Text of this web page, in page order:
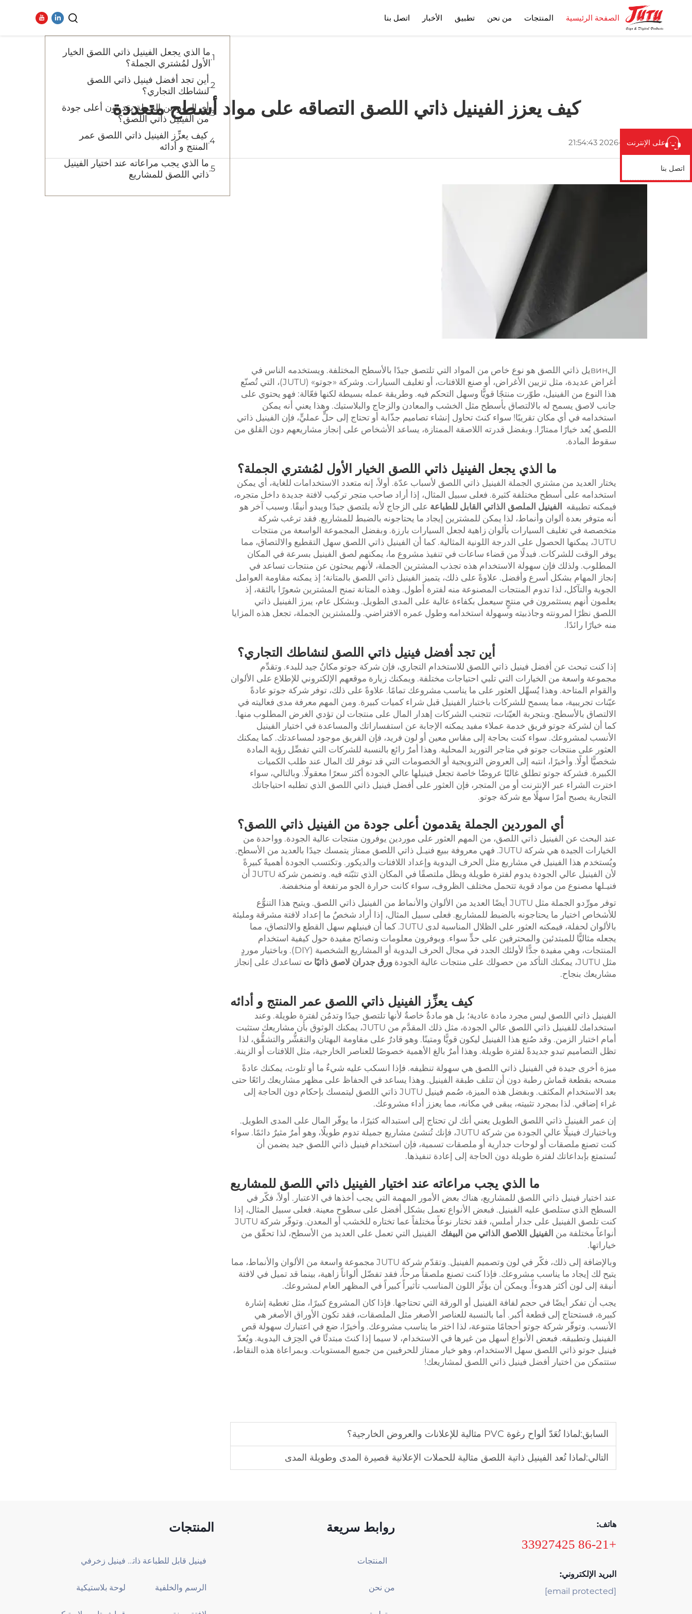
الصفحة الرئيسية المنتجات من نحن
فيديو
تطبيق الأخبار اتصل بنا
على الإنترنت
اتصل بنا
كيف يعزز الفينيل ذاتي اللصق التصاقه على مواد أسطح متعددة
2026-04-12 21:54:43
الвинيل ذاتي اللصق هو نوع خاص من المواد التي تلتصق جيدًا بالأسطح المختلفة. ويستخدمه الناس في
أغراض عديدة، مثل تزيين الأغراض، أو صنع اللافتات، أو تغليف السيارات. وشركة «جوتو» (JUTU)، التي تُصنّع
هذا النوع من الفينيل، طوّرت منتجًا قويًّا وسهل التحكم فيه. وطريقة عمله بسيطة لكنها فعّالة: فهو يحتوي على
جانب لاصق يسمح له بالالتصاق بأسطح مثل الخشب والمعادن والزجاج والبلاستيك. وهذا يعني أنه يمكن
استخدامه في أي مكان تقريبًا! سواء كنتَ تحاول إنشاء تصاميم جذّابة أو تحتاج إلى حلٍّ عمليٍّ، فإن الفينيل ذاتي
اللصق يُعد خيارًا ممتازًا. وبفضل قدرته اللاصقة الممتازة، يساعد الأشخاص على إنجاز مشاريعهم دون القلق من
سقوط المادة.
ما الذي يجعل الفينيل ذاتي اللصق الخيار الأول لمُشتري الجملة؟
يختار العديد من مشتري الجملة الفينيل ذاتي اللصق لأسباب عدّة. أولاً، إنه متعدد الاستخدامات للغاية، أي يمكن
استخدامه على أسطح مختلفة كثيرة. فعلى سبيل المثال، إذا أراد صاحب متجر تركيب لافتة جديدة داخل متجره،
فيمكنه تطبيقه
الفينيل الملصق الذاتي القابل للطباعة على الزجاج لأنه يلتصق جيدًا ويبدو أنيقًا. وسبب آخر هو
أنه متوفر بعدة ألوان وأنماط، لذا يمكن للمشترين إيجاد ما يحتاجونه بالضبط للمشاريع. فقد ترغب شركة
متخصصة في تغليف السيارات بألوان زاهية لجعل السيارات بارزة. وبفضل المجموعة الواسعة من منتجات
JUTU، يمكنها الحصول على الدرجة اللونية المثالية. كما أن الفينيل ذاتي اللصق سهل التقطيع والالتصاق، مما
يوفر الوقت للشركات. فبدلًا من قضاء ساعات في تنفيذ مشروع ما، يمكنهم لصق الفينيل بسرعة في المكان
المطلوب. ولذلك فإن سهولة الاستخدام هذه تجذب المشترين الجملة، لأنهم يبحثون عن منتجات تساعد في
إنجاز المهام بشكل أسرع وأفضل. علاوةً على ذلك، يتميز الفينيل ذاتي اللصق بالمتانة؛ إذ يمكنه مقاومة العوامل
الجوية والتآكل، لذا تدوم المنتجات المصنوعة منه لفترة أطول. وهذه المتانة تمنح المشترين شعورًا بالثقة، إذ
يعلمون أنهم يستثمرون في منتجٍ سيعمل بكفاءة عالية على المدى الطويل. وبشكل عام، يبرز الفينيل ذاتي
اللصق نظرًا لمرونته وجاذبيته وسهولة استخدامه وطول عمره الافتراضي. وللمشترين الجملة، تجعل هذه المزايا
منه خيارًا رائدًا.
أين تجد أفضل فينيل ذاتي اللصق لنشاطك التجاري؟
إذا كنت تبحث عن أفضل فينيل ذاتي اللصق للاستخدام التجاري، فإن شركة جوتو مكانٌ جيد للبدء. وتقدِّم
مجموعة واسعة من الخيارات التي تلبي احتياجات مختلفة. ويمكنك زيارة موقعهم الإلكتروني للإطلاع على الألوان
والقوام المتاحة. وهذا يُسهِّل العثور على ما يناسب مشروعك تمامًا. علاوةً على ذلك، توفر شركة جوتو عادةً
عيّنات تجريبية، مما يسمح للشركات باختبار الفينيل قبل شراء كميات كبيرة. ومن المهم معرفة مدى فعاليته في
الالتصاق بالأسطح. وبتجربة العيّنات، تتجنب الشركات إهدار المال على منتجات لن تؤدي الغرض المطلوب منها.
كما أن لشركة جوتو فريق خدمة عملاء مفيد يمكنه الإجابة عن استفساراتك والمساعدة في اختيار الفينيل
الأنسب لمشروعك. سواء كنت بحاجة إلى مقاس معين أو لون فريد، فإن الفريق موجود لمساعدتك. كما يمكنك
العثور على منتجات جوتو في متاجر التوريد المحلية. وهذا أمرٌ رائع بالنسبة للشركات التي تفضِّل رؤية المادة
شخصيًّا أولًا. وأخيرًا، انتبه إلى العروض الترويجية أو الخصومات التي قد توفر لك المال عند طلب الكميات
الكبيرة. فشركة جوتو تطلق غالبًا عروضًا خاصة تجعل فينيلها عالي الجودة أكثر سعرًا معقولًا. وبالتالي، سواء
اخترت الشراء عبر الإنترنت أو من المتجر، فإن العثور على أفضل فينيل ذاتي اللصق الذي تطلبه احتياجاتك
التجارية يصبح أمرًا سهلًا مع شركة جوتو.
أي الموردين الجملة يقدمون أعلى جودة من الفينيل ذاتي اللصق؟
عند البحث عن الفينيل ذاتي اللصق، من المهم العثور على موردين يوفرون منتجات عالية الجودة. وواحدة من
الخيارات الجيدة هي شركة JUTU. فهي معروفة ببيع فنيـل ذاتي اللصق ممتاز يتمسك جيدًا بالعديد من الأسطح.
ويُستخدم هذا الفينيل في مشاريع مثل الحرف اليدوية وإعداد اللافتات والديكور. وتكتسب الجودة أهميةً كبيرةً
لأن الفينيل عالي الجودة يدوم لفترة طويلة ويظل ملتصقًا في المكان الذي تثبّته فيه. وتضمن شركة JUTU أن
فنيـلها مصنوع من مواد قوية تتحمل مختلف الظروف، سواء كانت حرارة الجو مرتفعة أو منخفضة.
توفر مورِّدو الجملة مثل JUTU أيضًا العديد من الألوان والأنماط من الفينيل ذاتي اللصق. ويتيح هذا التنوُّع
للأشخاص اختيار ما يحتاجونه بالضبط للمشاريع. فعلى سبيل المثال، إذا أراد شخصٌ ما إعداد لافتة مشرقة ومليئة
بالألوان لحفلة، فيمكنه العثور على الظلال المناسبة لدى JUTU. كما أن فينيلهم سهل القطع والالتصاق، مما
يجعله مثاليًّا للمبتدئين والمحترفين على حدٍّ سواء. ويوفرون معلومات ونصائح مفيدة حول كيفية استخدام
المنتجات، وهي مفيدة جدًّا لأولئك الجدد في مجال الحرف اليدوية أو المشاريع الشخصية (DIY). وباختيار موردٍ
مثل JUTU، يمكنك التأكد من حصولك على منتجات عالية الجودة
ورق جدران لاصق ذاتيًا ت تساعدك على إنجاز
مشاريعك بنجاح.
كيف يعزِّز الفينيل ذاتي اللصق عمر المنتج و أدائه
الفينيل ذاتي اللصق ليس مجرد مادة عادية؛ بل هو مادةٌ خاصةٌ لأنها تلتصق جيدًا وتدمُن لفترة طويلة. وعند
استخدامك للفينيل ذاتي اللصق عالي الجودة، مثل ذلك المقدَّم من JUTU، يمكنك الوثوق بأن مشاريعك ستثبت
أمام اختبار الزمن. وقد صُنع هذا الفينيل ليكون قويًّا ومتينًا. وهو قادرٌ على مقاومة البهتان والتقشُّر والتشقُّق، لذا
تظل التصاميم تبدو جديدةً لفترة طويلة. وهذا أمرٌ بالغ الأهمية خصوصًا للعناصر الخارجية، مثل اللافتات أو الزينة.
ميزة أخرى جيدة في الفينيل ذاتي اللصق هي سهولة تنظيفه. فإذا انسكب عليه شيءٌ ما أو تلوث، يمكنك عادةً
مسحه بقطعة قماش رطبة دون أن تتلف طبقة الفينيل. وهذا يساعد في الحفاظ على مظهر مشاريعك رائعًا حتى
بعد الاستخدام المكثف. وبفضل هذه الميزة، صُمم فينيل JUTU ذاتي اللصق ليتمسك بإحكام دون الحاجة إلى
غراء إضافي. لذا بمجرد تثبيته، يبقى في مكانه، مما يعزز أداء مشروعك.
إن عمر الفينيل ذاتي اللصق الطويل يعني أنك لن تحتاج إلى استبداله كثيرًا، ما يوفّر المال على المدى الطويل.
وباختيارك فينيلًا عالي الجودة من شركة JUTU، فإنك تُنشئ مشاريع جميلة تدوم طويلًا، وهو أمرٌ مثيرٌ دائمًا. سواء
كنت تصنع ملصقات أو لوحات جدارية أو ملصقات تسمية، فإن استخدام فينيل ذاتي اللصق جيد يضمن أن
تُستمتع بإبداعاتك لفترة طويلة دون الحاجة إلى إعادة تنفيذها.
ما الذي يجب مراعاته عند اختيار الفينيل ذاتي اللصق للمشاريع
عند اختيار فينيل ذاتي اللصق للمشاريع، هناك بعض الأمور المهمة التي يجب أخذها في الاعتبار. أولاً، فكّر في
السطح الذي ستلصق عليه الفينيل. فبعض الأنواع تعمل بشكل أفضل على سطوح معينة. فعلى سبيل المثال، إذا
كنت تلصق الفينيل على جدار أملس، فقد تختار نوعاً مختلفاً عما تختاره للخشب أو المعدن. وتوفّر شركة JUTU
أنواعاً مختلفة من الفينيل اللاصق الذاتي من البيفك
الفينيل التي تعمل على العديد من الأسطح، لذا تحقّق من
خياراتها.
وبالإضافة إلى ذلك، فكّر في لون وتصميم الفينيل. وتقدّم شركة JUTU مجموعة واسعة من الألوان والأنماط، مما
يتيح لك إيجاد ما يناسب مشروعك. فإذا كنت تصنع ملصقاً مرحاً، فقد تفضّل ألواناً زاهية، بينما قد تميل في لافتة
أنيقة إلى لون أكثر هدوءاً. ويمكن أن يؤثّر اللون المناسب تأثيراً كبيراً في المظهر العام لمشروعك.
يجب أن تفكر أيضًا في حجم لفافة الفينيل أو الورقة التي تحتاجها. فإذا كان المشروع كبيرًا، مثل تغطية إشارة
كبيرة، فستحتاج إلى قطعة أكبر. أما بالنسبة للعناصر الأصغر مثل الملصقات، فقد تكون الأوراق الأصغر هي
الأنسب. وتوفّر شركة جوتو أحجامًا متنوعة، لذا اختر ما يناسب مشروعك. وأخيرًا، ضع في اعتبارك سهولة قص
الفينيل وتطبيقه. فبعض الأنواع أسهل من غيرها في الاستخدام، لا سيما إذا كنتَ مبتدئًا في الحِرَف اليدوية. ويُعدّ
فينيل جوتو ذاتي اللصق سهل الاستخدام، وهو خيار ممتاز للحرفيين من جميع المستويات. وبمراعاة هذه النقاط،
ستتمكن من اختيار أفضل فينيل ذاتي اللصق لمشاريعك!
السابق:لماذا تُعَدّ ألواح رغوة PVC مثالية للإعلانات والعروض الخارجية؟
التالي:لماذا تُعد الفينيل ذاتية اللصق مثالية للحملات الإعلانية قصيرة المدى وطويلة المدى
ما الذي يجعل الفينيل ذاتي اللصق الخيار
الأول لمُشتري الجملة؟
أين تجد أفضل فينيل ذاتي اللصق
لنشاطك التجاري؟
أي الموردين الجملة يقدمون أعلى جودة
من الفينيل ذاتي اللصق؟
كيف يعزِّز الفينيل ذاتي اللصق عمر
المنتج و أدائه
ما الذي يجب مراعاته عند اختيار الفينيل
ذاتي اللصق للمشاريع
هاتف:
+86-21 33927425
البريد الإلكتروني:
[email protected]
روابط سريعة
المنتجات
من نحن
المنتجات
فينيل قابل للطباعة ذاتي اللصق فينيل زخرفي
الرسم والخلفية لوحة بلاستيكية